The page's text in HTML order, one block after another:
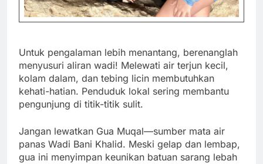
Untuk pengalaman lebih menantang, berenanglah
menyusuri aliran wadi! Melewati air terjun kecil,
kolam dalam, dan tebing licin membutuhkan
kehati-hatian. Penduduk lokal sering membantu
pengunjung di titik-titik sulit.
Jangan lewatkan Gua Muqal—sumber mata air
panas Wadi Bani Khalid. Meski gelap dan lembap,
gua ini menyimpan keunikan batuan sarang lebah